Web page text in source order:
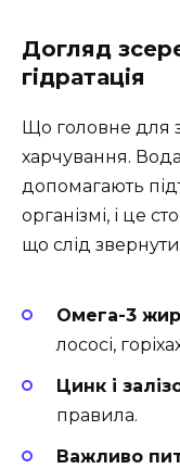
Догляд
гідратація
Що головне для
харчування.
допомагають
організмі, і це
що слід звернути
Омега-3
лососі,
Цинк і
правила.
Важливо